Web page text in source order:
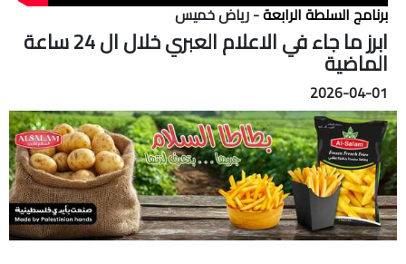
برنامج السلطة الرابعة- رياض خميس
ابرز ما جاء في الاعلام العبري خلال ال 24 ساعة
الماضية
2026-04-01